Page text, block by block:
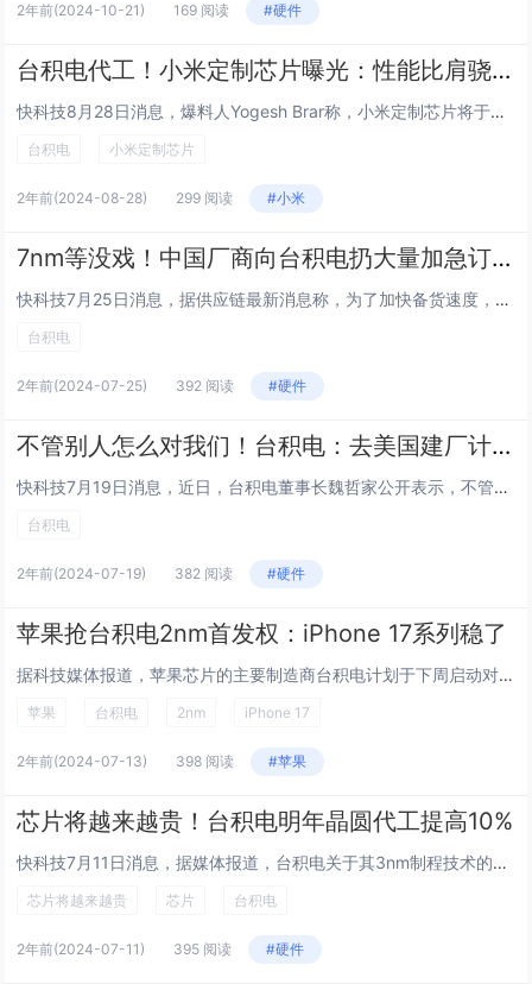
2年前(2024-10-21) 169 阅读 #硬件
台积电代工！小米定制芯片曝光：性能比肩骁龙8
快科技8月28日消息，爆料人Yogesh Brar称，小米定制芯片将于明年亮相，采用台积电N4P工艺制程，性能数据与骁龙8 Gen1相近，使用了紫光展锐5G调制解调器。目前关于小米定制芯片的细节还非常少，公开信息显示，小米自研芯片最早可追...
台积电 小米定制芯片
2年前(2024-08-28) 299 阅读 #小米
7nm等没戏！中国厂商向台积电扔大量加急订单 加快备货愿多付40%溢价
快科技7月25日消息，据供应链最新消息称，为了加快备货速度，台积电接到了不少中国厂商抛出的订单，后者甘愿支付40%溢价。按照消息人士的说法，台积电第二季度优异的毛利率意外地由来自中国大陆的大量订单推动，其中许多是超级急件订单。台积电拒绝就具...
台积电
2年前(2024-07-25) 392 阅读 #硬件
不管别人怎么对我们！台积电：去美国建厂计划不变
快科技7月19日消息，近日，台积电董事长魏哲家公开表示，不管外界有多危险，海外设厂策略与计划不变。按照魏哲家的说法，台积电海外部分依然会持续在美国、日本与欧洲发展。魏哲家表示：“台积电目前已在美国亚利桑那州、日本熊本建厂，未来还包括欧洲的德...
台积电
2年前(2024-07-19) 382 阅读 #硬件
苹果抢台积电2nm首发权：iPhone 17系列稳了
据科技媒体报道，苹果芯片的主要制造商台积电计划于下周启动对2nm芯片的测试生产工作，并计划于明年将这一先进技术应用于苹果的新芯片生产中。此次试生产将在台积电的宝山工厂进行，该工厂在今年第二季度已接收了为2nm芯片生产所设计的专业设备，苹果预...
苹果 台积电 2nm iPhone 17
2年前(2024-07-13) 398 阅读 #苹果
芯片将越来越贵！台积电明年晶圆代工提高10%
快科技7月11日消息，据媒体报道，台积电关于其3nm制程技术的涨价方案已顺利获得客户认可，双方携手签署新协议，旨在稳固供应链的长期稳定性。这一举措无疑彰显了台积电在半导体制造领域的市场领导地位及其与客户间的紧密合作关系。摩根士丹利最新发布的...
芯片将越来越贵 芯片 台积电
2年前(2024-07-11) 395 阅读 #硬件